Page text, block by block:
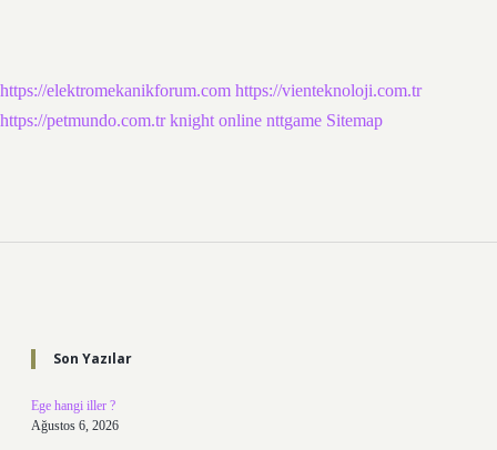
https://elektromekanikforum.com https://vienteknoloji.com.tr
https://petmundo.com.tr knight online nttgame Sitemap
Son Yazılar
Ege hangi iller ?
Ağustos 6, 2026